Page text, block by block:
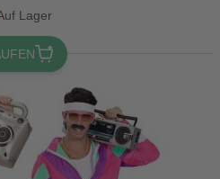
Lager